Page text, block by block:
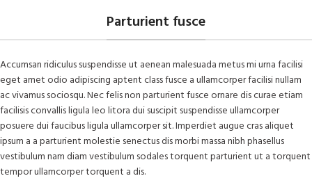
Parturient fusce
Accumsan ridiculus suspendisse ut aenean malesuada metus mi urna facilisi
eget amet odio adipiscing aptent class fusce a ullamcorper facilisi nullam
ac vivamus sociosqu. Nec felis non parturient fusce ornare dis curae etiam
facilisis convallis ligula leo litora dui suscipit suspendisse ullamcorper
posuere dui faucibus ligula ullamcorper sit. Imperdiet augue cras aliquet
ipsum a a parturient molestie senectus dis morbi massa nibh phasellus
vestibulum nam diam vestibulum sodales torquent parturient ut a torquent
tempor ullamcorper torquent a dis.